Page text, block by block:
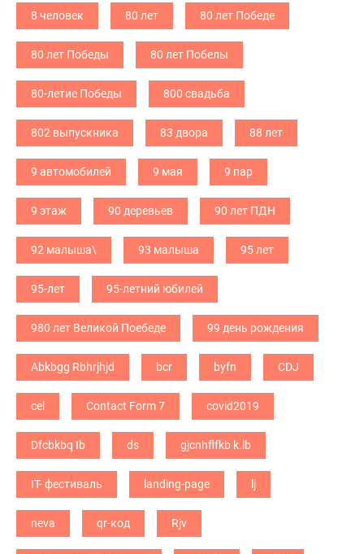
8 человек 80 лет 80 лет Победе
80 лет Победы 80 лет Побелы
80-летие Победы 800 свадьба
802 выпускника 83 двора 88 лет
9 автомобилей 9 мая 9 пар
9 этаж 90 деревьев 90 лет ПДН
92 малыша\ 93 малыша 95 лет
95-лет 95-летний юбилей
980 лет Великой Поебеде 99 день рождения
Abkbgg Rbhrjhjd bcr byfn CDJ
cel Contact Form 7 covid2019
Dfcbkbq Ib ds gjcnhflfkb k.lb
IT- фестиваль landing-page lj
neva qr-код Rjv